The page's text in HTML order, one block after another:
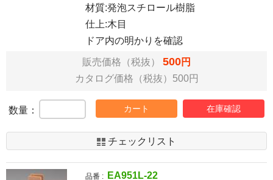
材質:発泡スチロール樹脂
仕上:木目
ドア内の明かりを確認
販売価格（税抜） 500円
カタログ価格（税抜）500円
数量： カート 在庫確認
チェックリスト
品番 :
EA951L-22